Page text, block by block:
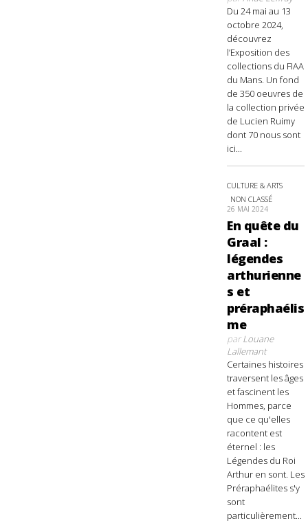
Du 24 mai au 13
octobre 2024,
découvrez
l’Exposition des
collections du FIAA
du Mans. Un fond
de 350 oeuvres de
la collection privée
de Lucien Ruimy
dont 70 nous sont
ici...
CULTURE & ARTS
NON CLASSÉ
26 MAI 2024
En quête du
Graal :
légendes
arthurienne
s et
préraphaélis
me
parLouane
Lallemant
Certaines histoires
traversent les âges
et fascinent les
Hommes, parce
que ce qu'elles
racontent est
éternel : les
Légendes du Roi
Arthur en sont. Les
Préraphaélites s'y
sont
particulièrement...